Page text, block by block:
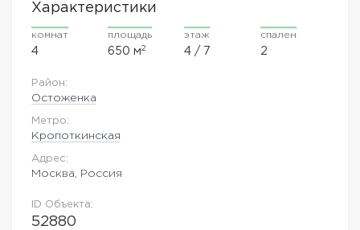
Характеристики
комнат
4
площадь
650 м2
этаж
4 / 7
спален
2
Район:
Остоженка
Метро:
Кропоткинская
Адрес:
Москва, Россия
ID Объекта:
52880